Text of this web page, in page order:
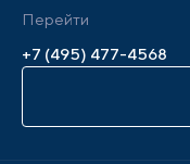
Перейти
+7 (495) 477-4568